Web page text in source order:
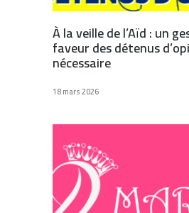
À la veille de l’Aïd : un
faveur des détenus
nécessaire
18 mars 2026